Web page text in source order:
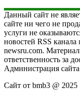
Данный сайт не
сайте ни чего не
услуги не
новостей RSS канала
newsru.com.
ответственность за
Администрация сайта
Сайт от bmb3 @ 2025